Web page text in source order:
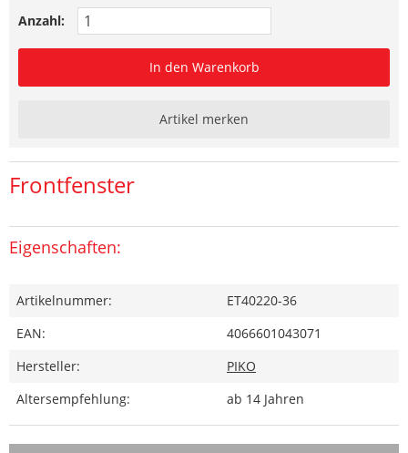
Anzahl:
In den Warenkorb
Artikel merken
Frontfenster
Eigenschaften:
Artikelnummer:
ET40220-36
EAN:
4066601043071
Hersteller:
PIKO
Altersempfehlung:
ab 14 Jahren